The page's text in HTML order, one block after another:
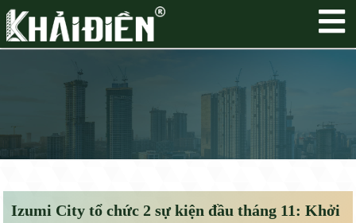
Izumi City tổ chức 2 sự kiện đầu tháng 11: Khởi